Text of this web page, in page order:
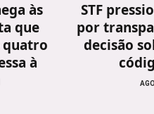
às
que
quatro
à
STF
por
decisão